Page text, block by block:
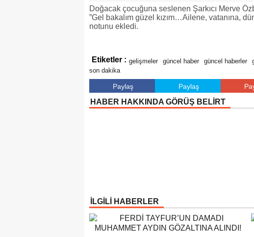
Doğacak çocuğuna seslenen Şarkıcı Merve
”Gel bakalım güzel kızım…Ailene, vatanına,
notunu ekledi.
Etiketler : gelişmeler güncel haber güncel haberler
son dakika
Paylaş Paylaş
HABER HAKKINDA GÖRÜŞ BELİRT
İLGİLİ HABERLER